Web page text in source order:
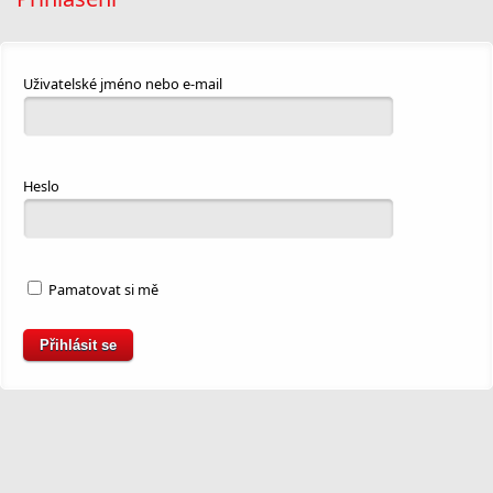
Uživatelské jméno nebo e-mail
Heslo
Pamatovat si mě